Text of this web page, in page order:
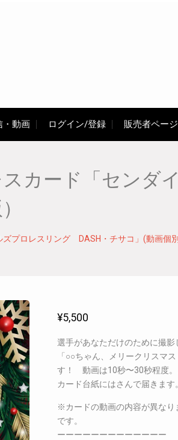
・動画 ログイン/登録 販売者ページ
カード「センダ
プロレスリング DASH・チサコ」(動画個別
¥5,500
選手があなただけのために撮
「○○ちゃん、メリークリスマ
す！ 動画は10秒〜30秒程度。
カード台紙にはさんで届きます
※カードの動画の内容が異なり
です。
ーーーーーーーーーーーーー